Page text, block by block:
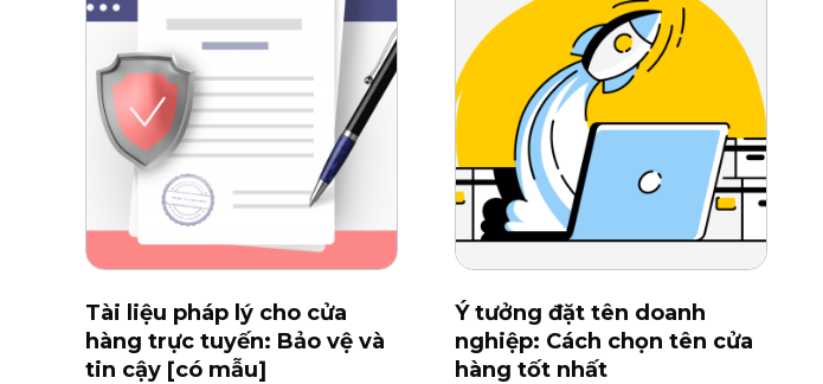
Tài liệu pháp lý cho cửa
hàng trực tuyến: Bảo vệ và
tin cậy [có mẫu]
Ý tưởng đặt tên doanh
nghiệp: Cách chọn tên cửa
hàng tốt nhất